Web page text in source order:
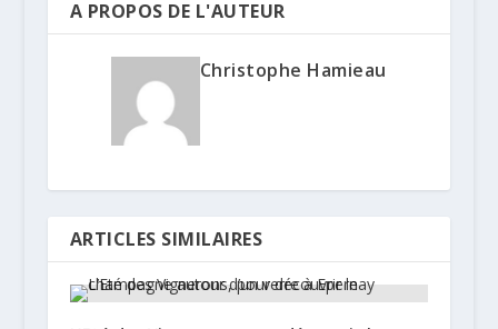
A PROPOS DE L'AUTEUR
Christophe Hamieau
ARTICLES SIMILAIRES